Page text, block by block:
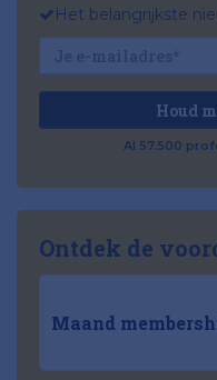
Het belangrijkste
Houd
Al 57.500
Ontdek de
Maand